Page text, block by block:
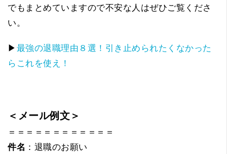
でもまとめていますので不安な人はぜひご覧くださ
い。
▶ 最強の退職理由８選！引き止められたくなかった
らこれを使え！
＜メール例文＞
＝＝＝＝＝＝＝＝＝＝＝＝
件名 ：退職のお願い